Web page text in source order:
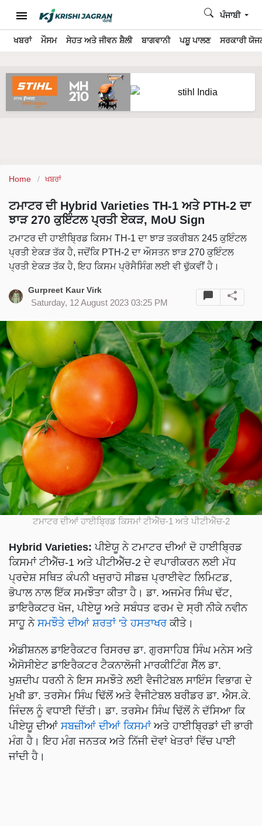
ਖਬਰਾਂ ਮੌਸਮ ਸੇਹਤ ਅਤੇ ਜੀਵਨ ਸ਼ੈਲੀ ਬਾਗਵਾਨੀ ਪਸ਼ੂ ਪਾਲਣ ਸਰਕਾਰੀ
ਪੰਜਾਬੀ
Home ਖਬਰਾਂ
ਟਮਾਟਰ ਦੀ Hybrid Varieties TH-1 ਅਤੇ PTH-2 ਦਾ
ਝਾੜ 270 ਕੁਇੰਟਲ ਪ੍ਰਤੀ ਏਕੜ, MoU Sign
ਟਮਾਟਰ ਦੀ ਹਾਈਬ੍ਰਿਡ ਕਿਸਮ TH-1 ਦਾ ਝਾੜ ਤਕਰੀਬਨ 245 ਕੁਇੰਟਲ
ਪ੍ਰਤੀ ਏਕੜ ਤੱਕ ਹੈ, ਜਦੋਂਕਿ PTH-2 ਦਾ ਔਸਤਨ ਝਾੜ 270 ਕੁਇੰਟਲ
ਪ੍ਰਤੀ ਏਕੜ ਤੱਕ ਹੈ, ਇਹ ਕਿਸਮ ਪ੍ਰੋਸੈਸਿੰਗ ਲਈ ਵੀ ਢੁੱਕਵੀਂ ਹੈ।
Gurpreet Kaur Virk
Saturday, 12 August 2023 03:25 PM
ਟਮਾਟਰ ਦੀਆਂ ਹਾਈਬ੍ਰਿਡ ਕਿਸਮਾਂ ਟੀਐੱਚ-1 ਅਤੇ ਪੀਟੀਐੱਚ-2
Hybrid Varieties: ਪੀਏਯੂ ਨੇ ਟਮਾਟਰ ਦੀਆਂ ਦੋ ਹਾਈਬ੍ਰਿਡ
ਕਿਸਮਾਂ ਟੀਐੱਚ-1 ਅਤੇ ਪੀਟੀਐੱਚ-2 ਦੇ ਵਪਾਰੀਕਰਨ ਲਈ ਮੱਧ
ਪ੍ਰਦੇਸ਼ ਸਥਿਤ ਕੰਪਨੀ ਖਜੁਰਾਹੋ ਸੀਡਜ਼ ਪ੍ਰਾਈਵੇਟ ਲਿਮਿਟਡ,
ਭੋਪਾਲ ਨਾਲ ਇੱਕ ਸਮਝੌਤਾ ਕੀਤਾ ਹੈ। ਡਾ. ਅਜਮੇਰ ਸਿੰਘ ਢੱਟ,
ਡਾਇਰੈਕਟਰ ਖੋਜ, ਪੀਏਯੂ ਅਤੇ ਸਬੰਧਤ ਫਰਮ ਦੇ ਸ੍ਰੀ ਨੀਕੇ ਨਵੀਨ
ਸਾਹੂ ਨੇ ਸਮਝੌਤੇ ਦੀਆਂ ਸ਼ਰਤਾਂ 'ਤੇ ਹਸਤਾਖਰਕੀਤੇ।
ਐਡੀਸ਼ਨਲ ਡਾਇਰੈਕਟਰ ਰਿਸਰਚ ਡਾ. ਗੁਰਸਾਹਿਬ ਸਿੰਘ ਮਨੇਸ ਅਤੇ
ਐਸੋਸੀਏਟ ਡਾਇਰੈਕਟਰ ਟੈਕਨਾਲੋਜੀ ਮਾਰਕੀਟਿੰਗ ਸੈੱਲ ਡਾ.
ਖੁਸ਼ਦੀਪ ਧਰਨੀ ਨੇ ਇਸ ਸਮਝੌਤੇ ਲਈ ਵੈਜੀਟੇਬਲ ਸਾਇੰਸ ਵਿਭਾਗ ਦੇ
ਮੁਖੀ ਡਾ. ਤਰਸੇਮ ਸਿੰਘ ਢਿੱਲੋਂ ਅਤੇ ਵੈਜੀਟੇਬਲ ਬਰੀਡਰ ਡਾ. ਐਸ.ਕੇ.
ਜਿੰਦਲ ਨੂੰ ਵਧਾਈ ਦਿੱਤੀ। ਡਾ. ਤਰਸੇਮ ਸਿੰਘ ਢਿੱਲੋਂ ਨੇ ਦੱਸਿਆ ਕਿ
ਪੀਏਯੂ ਦੀਆਂ ਸਬਜ਼ੀਆਂ ਦੀਆਂ ਕਿਸਮਾਂਅਤੇ ਹਾਈਬ੍ਰਿਡਾਂ ਦੀ ਭਾਰੀ
ਮੰਗ ਹੈ। ਇਹ ਮੰਗ ਜਨਤਕ ਅਤੇ ਨਿੱਜੀ ਦੋਵਾਂ ਖੇਤਰਾਂ ਵਿੱਚ ਪਾਈ
ਜਾਂਦੀ ਹੈ।